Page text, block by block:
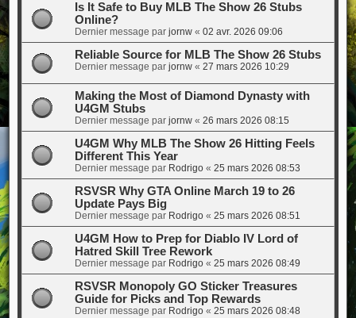
Is It Safe to Buy MLB The Show 26 Stubs
Online?
Dernier message par jornw« 02 avr. 2026 09:06
Reliable Source for MLB The Show 26 Stubs
Dernier message par jornw« 27 mars 2026 10:29
Making the Most of Diamond Dynasty with
U4GM Stubs
Dernier message par jornw« 26 mars 2026 08:15
U4GM Why MLB The Show 26 Hitting Feels
Different This Year
Dernier message par Rodrigo« 25 mars 2026 08:53
RSVSR Why GTA Online March 19 to 26
Update Pays Big
Dernier message par Rodrigo« 25 mars 2026 08:51
U4GM How to Prep for Diablo IV Lord of
Hatred Skill Tree Rework
Dernier message par Rodrigo« 25 mars 2026 08:49
RSVSR Monopoly GO Sticker Treasures
Guide for Picks and Top Rewards
Dernier message par Rodrigo« 25 mars 2026 08:48